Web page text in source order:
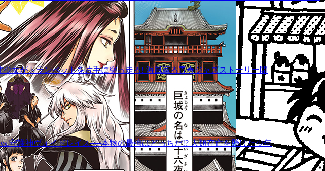
女がトランペットを片手に突っ走る! 海風薫る青春ジャズストーリー開
守護神ヴォイドレイス──本物の最強はどっちだ!? 人類存亡を懸けた少年